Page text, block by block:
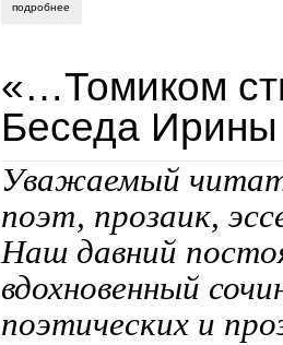
подробнее
«…Томиком
Беседа
Уважаемый
поэт, прозаик,
Наш давний
вдохновенный
поэтических и